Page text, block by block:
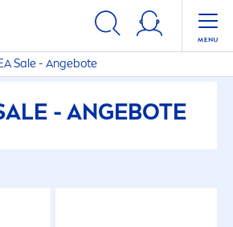
Sale - Angebote
- ANGEBOTE